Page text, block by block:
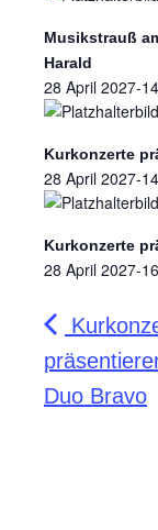
Musikstrauß
Harald
28 April 2027-
Kurkonzerte
28 April 2027-
Kurkonzerte
28 April 2027-
Duo Bravo